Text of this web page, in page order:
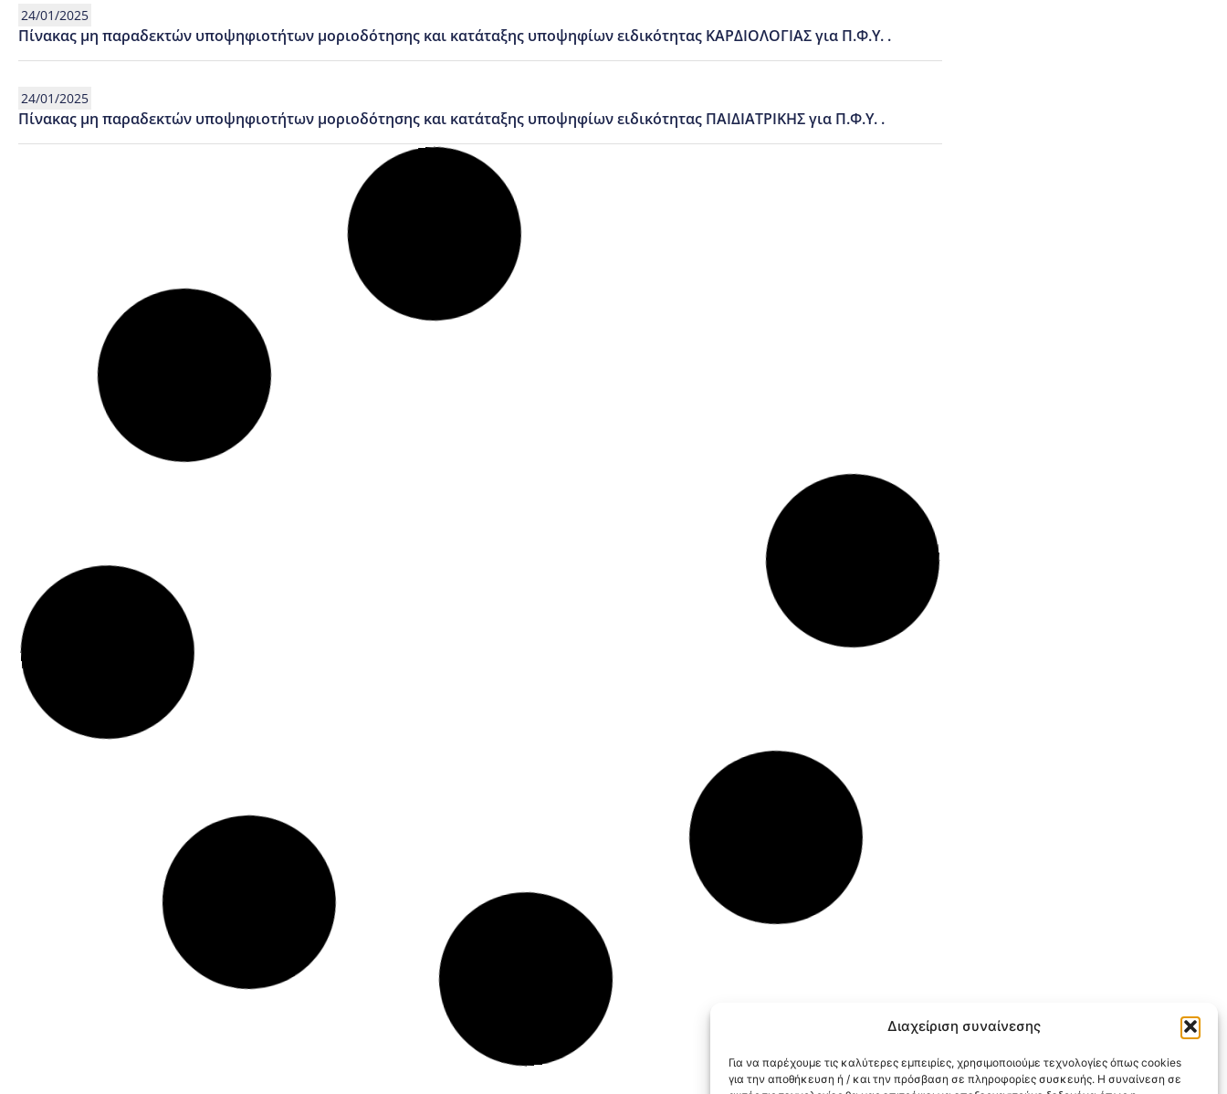
Διαχείριση συναίνεσης
Για να παρέχουμε τις καλύτερες εμπειρίες, χρησιμοποιούμε τεχνολογίες όπως cookies
για την αποθήκευση ή / και την πρόσβαση σε πληροφορίες συσκευής. Η συναίνεση σε
24/01/2025
Πίνακας μη παραδεκτών υποψηφιοτήτων μοριοδότησης και κατάταξης υποψηφίων ειδικότητας ΚΑΡΔΙΟΛΟΓΙΑΣ για Π.Φ.Υ. .
24/01/2025
Πίνακας μη παραδεκτών υποψηφιοτήτων μοριοδότησης και κατάταξης υποψηφίων ειδικότητας ΠΑΙΔΙΑΤΡΙΚΗΣ για Π.Φ.Υ. .